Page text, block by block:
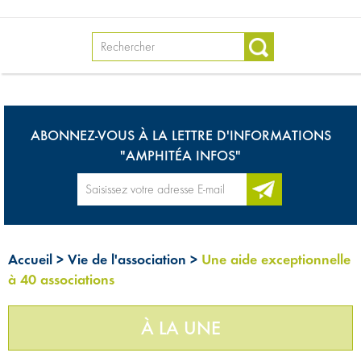
ABONNEZ-VOUS À LA LETTRE D'INFORMATIONS
"AMPHITÉA INFOS"
Accueil > Vie de l'association > Une aide exceptionnelle
à 40 associations
À LA UNE